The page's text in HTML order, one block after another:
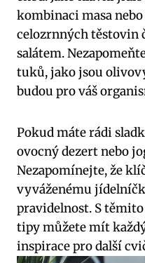
kombinaci masa
celozrnných těstovin
salátem.
tuků, jako jsou
budou pro váš
Pokud máte rádi
ovocný dezert nebo
Nezapomínejte, že
vyváženému
pravidelnost. S
tipy můžete mít
inspirace pro další